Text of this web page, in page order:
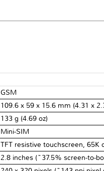
GSM
109.6 x 59 x 15.6 mm (4.31 x
133 g (4.69 oz)
Mini-SIM
TFT resistive touchscreen, 65K
2.8 inches (~37.5% screen-to-